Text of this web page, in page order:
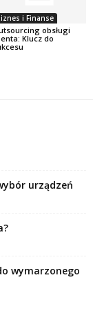
i Finanse
obsługi
Klucz do
urządzeń
wymarzonego